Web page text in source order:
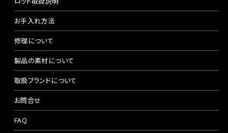
お手入れ方法
修理について
製品の素材について
取扱ブランドについて
お問合せ
FAQ